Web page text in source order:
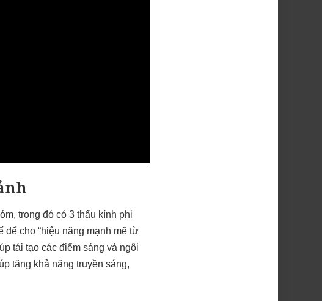
trong đó có 3 thấu kính phi
cho “hiệu năng mạnh mẽ từ
tái tạo các điểm sáng và ngôi
tăng khả năng truyền sáng,